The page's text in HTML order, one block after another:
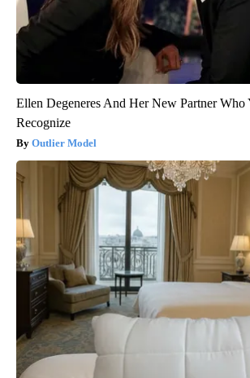
Ellen Degeneres And Her New Partner Who
Recognize
Outlier Model